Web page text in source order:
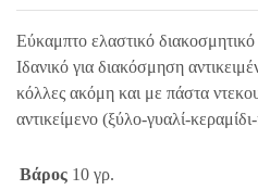
Εύκαμπτο ελαστικό
Ιδανικό για διακόσμηση
κόλλες ακόμη και με πάστα
αντικείμενο (ξύλο-γυαλί-
Βάρος 10 γρ.